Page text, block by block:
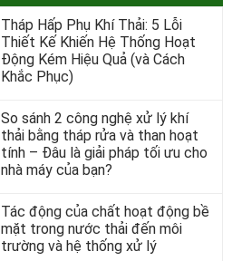
Tháp Hấp Phụ Khí Thải: 5 Lỗi
Thiết Kế Khiến Hệ Thống Hoạt
Động Kém Hiệu Quả (và Cách
Khắc Phục)
So sánh 2 công nghệ xử lý khí
thải bằng tháp rửa và than hoạt
tính – Đâu là giải pháp tối ưu cho
nhà máy của bạn?
Tác động của chất hoạt động bề
mặt trong nước thải đến môi
trường và hệ thống xử lý